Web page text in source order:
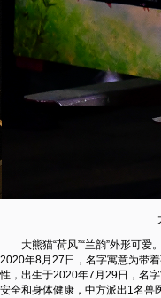
大熊猫“荷风”“兰韵”外形可
2020年8月27日，名字寓意为带
性，出生于2020年7月29日，名
安全和身体健康，中方派出1名兽